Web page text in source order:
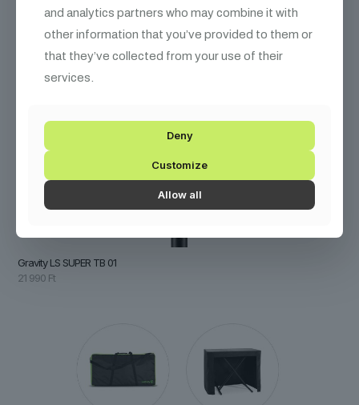
Gravity LS SUPER TB 01
21 990 Ft
and analytics partners who may combine it with
other information that you’ve provided to them or
that they’ve collected from your use of their
services.
Deny
Customize
Allow all